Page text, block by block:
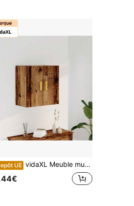
UE vidaXL Meuble mural en chêne clair, 60 x 31 x 60 cm, bois d'ingénierie, meuble suspendu, meuble à CD, meuble de rangement mural